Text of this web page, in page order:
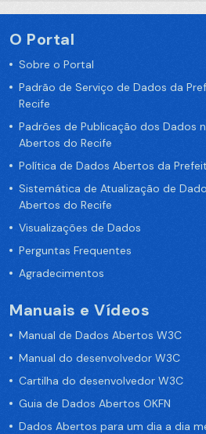
O Portal
Sobre o Portal
Padrão de Serviço de Dados da
Recife
Padrões de Publicação dos Dados
Abertos do Recife
Política de Dados Abertos da
Sistemática de Atualização de
Abertos do Recife
Visualizações de Dados
Perguntas Frequentes
Agradecimentos
Manuais e Vídeos
Manual de Dados Abertos W3C
Manual do desenvolvedor W3C
Cartilha do desenvolvedor W3C
Guia de Dados Abertos OKFN
Dados Abertos para um dia a dia